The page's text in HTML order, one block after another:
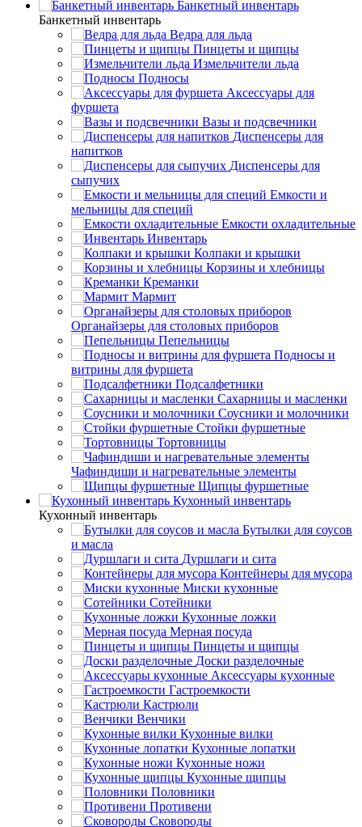
Банкетный инвентарь
Банкетный инвентарь
Ведра для льда
Пинцеты и щипцы
Измельчители льда
Подносы
Аксессуары для
фуршета
Вазы и подсвечники
Диспенсеры для
напитков
Диспенсеры для
сыпучих
Емкости и
мельницы для специй
Емкости охладительные
Инвентарь
Колпаки и крышки
Корзины и хлебницы
Креманки
Мармит
Органайзеры для столовых приборов
Пепельницы
Подносы и
витрины для фуршета
Подсалфетники
Сахарницы и масленки
Соусники и молочники
Стойки фуршетные
Тортовницы
Чафиндиши и нагревательные элементы
Щипцы фуршетные
Кухонный инвентарь
Кухонный инвентарь
Бутылки для соусов
и масла
Дуршлаги и сита
Контейнеры для мусора
Миски кухонные
Сотейники
Кухонные ложки
Мерная посуда
Пинцеты и щипцы
Доски разделочные
Аксессуары кухонные
Гастроемкости
Кастрюли
Венчики
Кухонные вилки
Кухонные лопатки
Кухонные ножи
Кухонные щипцы
Половники
Противени
Сковороды